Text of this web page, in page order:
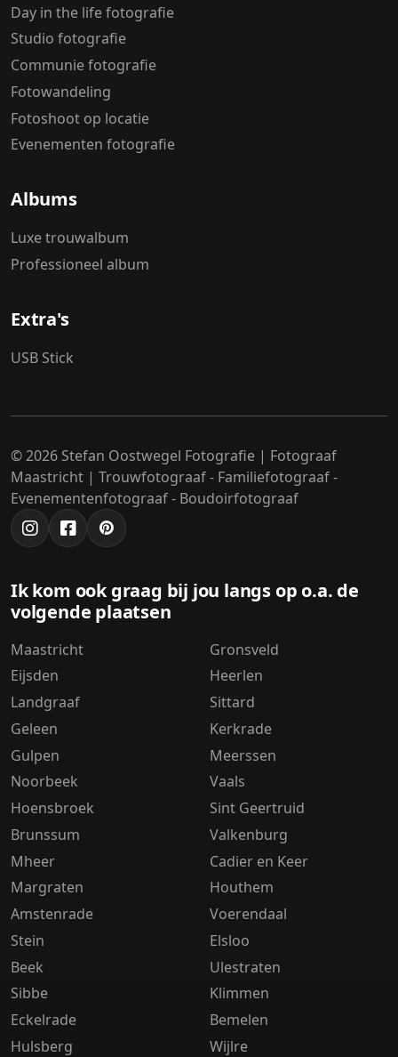
Day in the life fotografie
Studio fotografie
Communie fotografie
Fotowandeling
Fotoshoot op locatie
Evenementen fotografie
Albums
Luxe trouwalbum
Professioneel album
Extra's
USB Stick
© 2026 Stefan Oostwegel Fotografie | Fotograaf
Maastricht | Trouwfotograaf - Familiefotograaf -
Evenementenfotograaf - Boudoirfotograaf
Ik kom ook graag bij jou langs op o.a. de
volgende plaatsen
Maastricht
Eijsden
Landgraaf
Geleen
Gulpen
Noorbeek
Hoensbroek
Brunssum
Mheer
Margraten
Amstenrade
Stein
Beek
Sibbe
Eckelrade
Hulsberg
Gronsveld
Heerlen
Sittard
Kerkrade
Meerssen
Vaals
Sint Geertruid
Valkenburg
Cadier en Keer
Houthem
Voerendaal
Elsloo
Ulestraten
Klimmen
Bemelen
Wijlre